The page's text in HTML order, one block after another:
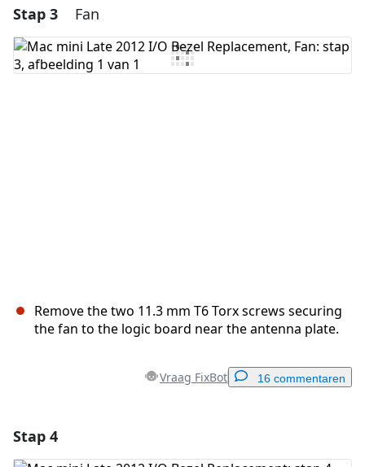
Voeg opmerking toe
Stap 3 Fan
Remove the two 11.3 mm T6 Torx screws securing
the fan to the logic board near the antenna plate.
Vraag FixBot 16 commentaren
Stap 4